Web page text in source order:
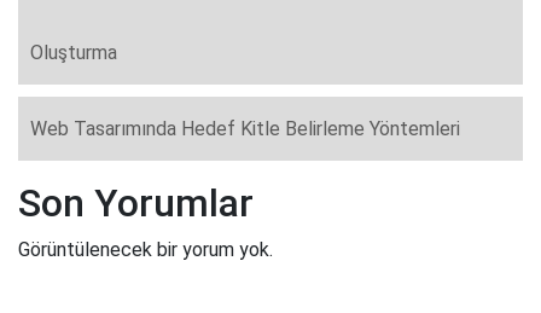
Oluşturma
Web Tasarımında Hedef Kitle Belirleme Yöntemleri
Son Yorumlar
Görüntülenecek bir yorum yok.